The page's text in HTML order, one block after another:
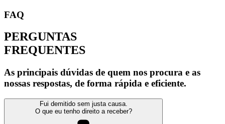
FAQ
PERGUNTAS
FREQUENTES
As principais dúvidas de quem nos procura e as
nossas respostas, de forma rápida e eficiente.
Fui demitido sem justa causa.
O que eu tenho direito a receber?